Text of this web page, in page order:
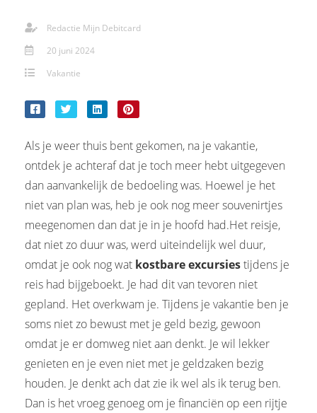
Redactie Mijn Debitcard
20 juni 2024
Vakantie
Als je weer thuis bent gekomen, na je vakantie,
ontdek je achteraf dat je toch meer hebt uitgegeven
dan aanvankelijk de bedoeling was. Hoewel je het
niet van plan was, heb je ook nog meer souvenirtjes
meegenomen dan dat je in je hoofd had.Het reisje,
dat niet zo duur was, werd uiteindelijk wel duur,
omdat je ook nog wat kostbare excursiestijdens je
reis had bijgeboekt. Je had dit van tevoren niet
gepland. Het overkwam je. Tijdens je vakantie ben je
soms niet zo bewust met je geld bezig, gewoon
omdat je er domweg niet aan denkt. Je wil lekker
genieten en je even niet met je geldzaken bezig
houden. Je denkt ach dat zie ik wel als ik terug ben.
Dan is het vroeg genoeg om je financiën op een rijtje